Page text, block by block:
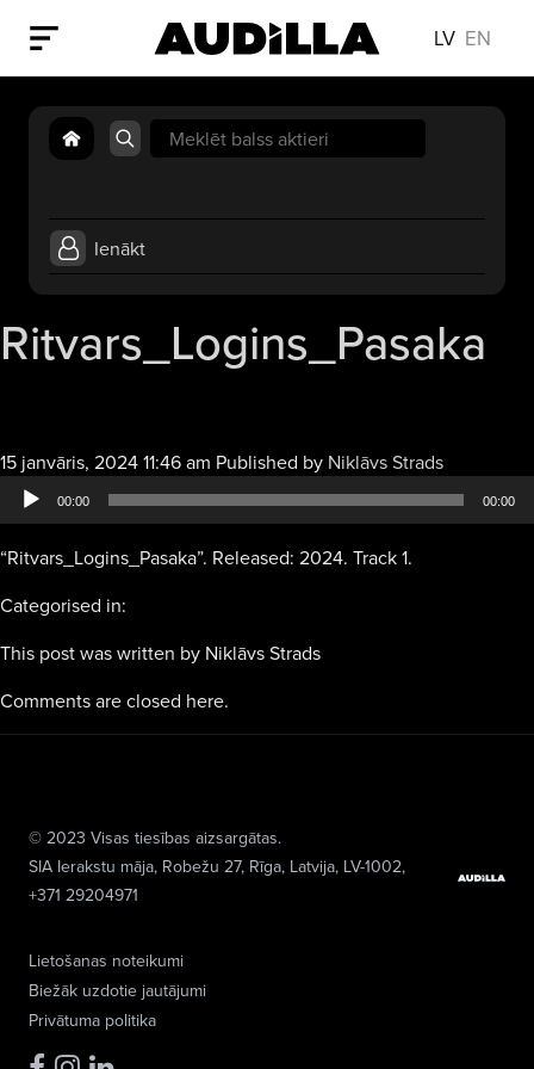
LV EN
Search
for:
Ienākt
Ritvars_Logins_Pasaka
15 janvāris, 2024 11:46 am Published by Niklāvs StradsAudio
atskaņotājs
00:00 00:00
“Ritvars_Logins_Pasaka”. Released: 2024. Track 1.
Categorised in:
This post was written by Niklāvs Strads
Comments are closed here.
Lietošanas noteikumi
Biežāk uzdotie jautājumi
Privātuma politika
© 2023 Visas tiesības aizsargātas.
SIA Ierakstu māja, Robežu 27, Rīga, Latvija, LV-1002,
+371 29204971